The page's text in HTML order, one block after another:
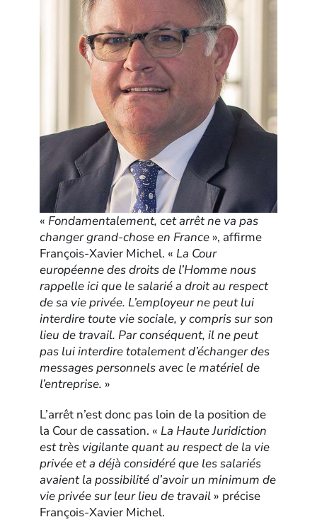
« Fondamentalement, cet arrêt ne va pas
changer grand-chose en France », affirme
François-Xavier Michel. « La Cour
européenne des droits de l’Homme nous
rappelle ici que le salarié a droit au respect
de sa vie privée. L’employeur ne peut lui
interdire toute vie sociale, y compris sur son
lieu de travail. Par conséquent, il ne peut
pas lui interdire totalement d’échanger des
messages personnels avec le matériel de
l’entreprise. »
L’arrêt n’est donc pas loin de la position de
la Cour de cassation. « La Haute Juridiction
est très vigilante quant au respect de la vie
privée et a déjà considéré que les salariés
avaient la possibilité d’avoir un minimum de
vie privée sur leur lieu de travail » précise
François-Xavier Michel.